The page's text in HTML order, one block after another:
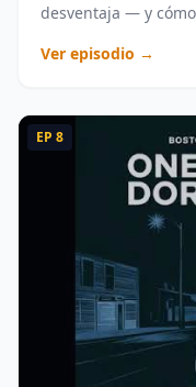
desventaja — y
Ver episodio →
EP 8